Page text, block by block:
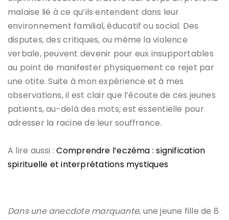
malaise lié à ce qu’ils entendent dans leur
environnement familial, éducatif ou social. Des
disputes, des critiques, ou même la violence
verbale, peuvent devenir pour eux insupportables
au point de manifester physiquement ce rejet par
une otite. Suite à mon expérience et à mes
observations, il est clair que l’écoute de ces jeunes
patients, au-delà des mots, est essentielle pour
adresser la racine de leur souffrance.
A lire aussi :Comprendre l’eczéma : signification
spirituelle et interprétations mystiques
Dans une anecdote marquante, une jeune fille de 8